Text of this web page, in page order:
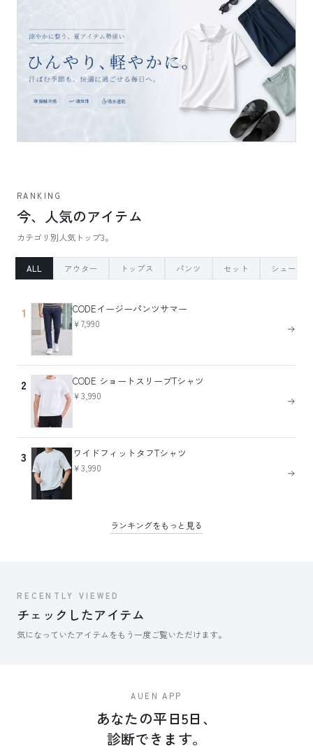
RANKING
今、人気のアイテム
カテゴリ別人気トップ3。
ALL アウター トップス パンツ セット シューズ
1 CODEイージーパンツサマー
￥7,990
2 CODE ショートスリーブTシャツ
￥3,990
3 ワイドフィットタフTシャツ
￥3,990
ランキングをもっと見る
RECENTLY VIEWED
チェックしたアイテム
気になっていたアイテムをもう一度ご覧いただけます。
AUEN APP
あなたの平日5日、
診断できます。